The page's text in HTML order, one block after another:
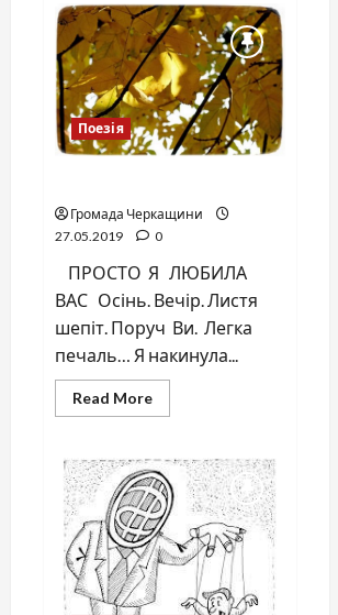
ребро
Поезія
Громада Черкащини
27.05.2019
0
ПРОСТО Я ЛЮБИЛА
ВАС Осінь. Вечір. Листя
шепіт. Поруч Ви. Легка
печаль… Я накинула...
Read MoreRead
more
я
любила
вас